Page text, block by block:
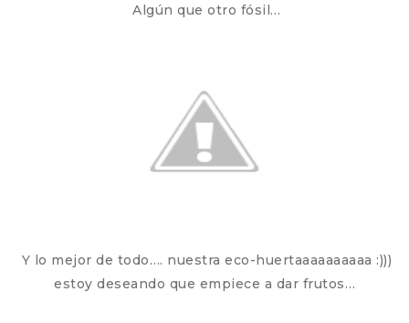
Algún que otro fósil…
Y lo mejor de todo…. nuestra eco-huertaaaaaaaaaa :)))
estoy deseando que empiece a dar frutos…